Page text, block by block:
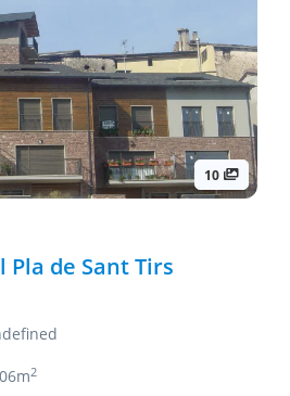
10
Pla de Sant Tirs
m2